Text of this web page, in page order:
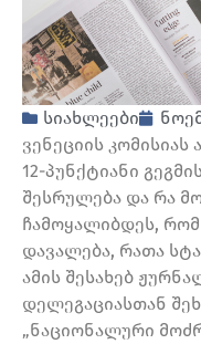
სიახლეები
ვენეციის
12-პუნქტიანი
შესრულება და რა
ჩამოყალიბდეს, რომ
დავალება, რათა
ამის შესახებ
დელეგაციასთან
„ნაციონალური